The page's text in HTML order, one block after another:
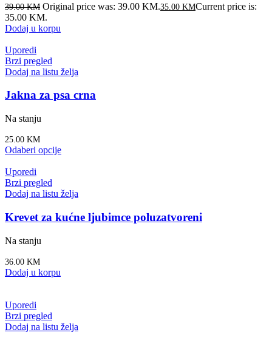
39.00KM Original price was: 39.00 KM.35.00 KMCurrent price is:
35.00 KM.
Dodaj u korpu
Uporedi
Brzi pregled
Dodaj na listu želja
Jakna za psa crna
Na stanju
25.00 KM
Odaberi opcije
Uporedi
Brzi pregled
Dodaj na listu želja
Krevet za kućne ljubimce poluzatvoreni
Na stanju
36.00 KM
Dodaj u korpu
Uporedi
Brzi pregled
Dodaj na listu želja